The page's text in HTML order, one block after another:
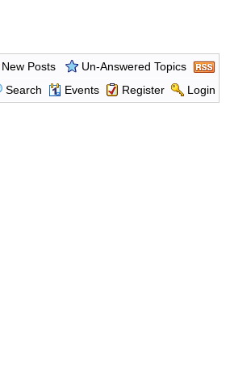
New Posts
Un-Answered Topics
Search Events Register Login